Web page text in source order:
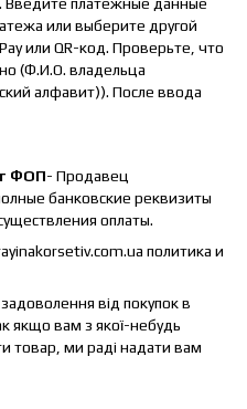
или выберите другой
или QR-код. Проверьте, что
(Ф.И.О. владельца
алфавит)). После ввода
ФОП- Продавец
банковские реквизиты
оплаты.
политика и
від покупок в
якщо вам з якої-небудь
товар, ми раді надати вам